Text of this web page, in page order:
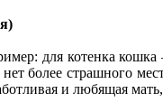
для котенка
более страшного
и любящая